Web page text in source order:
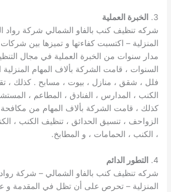
3.
الخبرة العملية
شركه تنظيف كنب بالفاو الشمالي شركة رواد
المنزلية – اكتسبت كفاءتها و تميزها بين
مدار سنوات من الخبرة العملية في مجال
السنوات ، قامت الشركة بألاف المهام
فلل ، شقق ، منازل ، بيوت ، مسابح . كذلك ،
الكنب ، المدارس ، الفنادق ، المطاعم ،
كذلك ، قامت الشركة بألاف المهام من
الزواحف ، تنسيق الحدائق ، تنظيف الكنب ،
، الكنب ، الحمامات ، و المطابخ.
4.
التطور الدائم
شركه تنظيف كنب بالفاو الشمالي – شركة
المنزلية – تحرص على أن تظل في المقدمة